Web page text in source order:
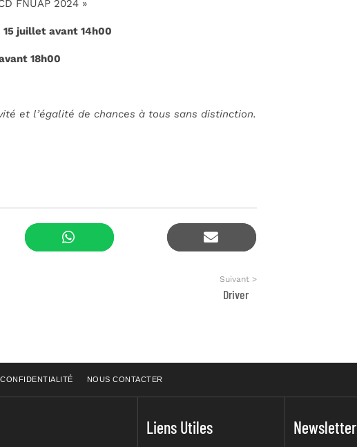
FNUAP 2024 »
15 juillet avant 14h00
18h00
et l’égalité de chances à tous sans distinction.
Suivant >
Driver
NOUS CONTACTER
Liens Utiles Newsletter